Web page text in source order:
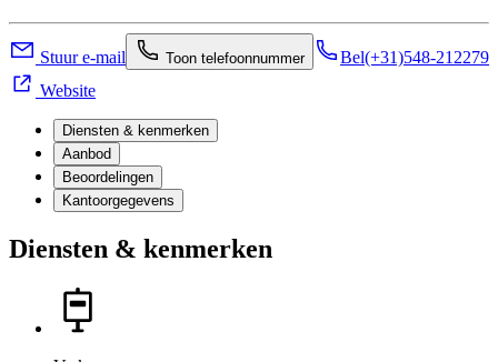
Stuur e-mail Toon telefoonnummer Bel(+31)548-212279
Website
Diensten & kenmerken
Aanbod
Beoordelingen
Kantoorgegevens
Diensten & kenmerken